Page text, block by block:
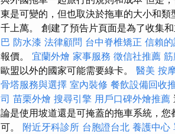
東是可變的，但也取決於拖車的大小和
千上萬。 創建了預告片頁面是為了收集
巴 防水漆 法律顧問 台中脊椎矯正 信賴
報價。 宜蘭外燴 家事服務 徵信社推薦
歐盟以外的國家可能需要綠卡。 醫美 按
骨塔服務與選擇 室內裝修 餐飲設備回收
司 苗栗外燴 搜尋引擎 用戶口碑外燴推薦
論是使用坡道還是可掩蓋的拖車系統，
可。 附近牙科診所 台胞證台北 養護中心